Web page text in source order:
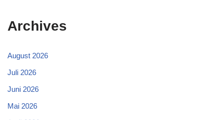
Archives
August 2026
Juli 2026
Juni 2026
Mai 2026